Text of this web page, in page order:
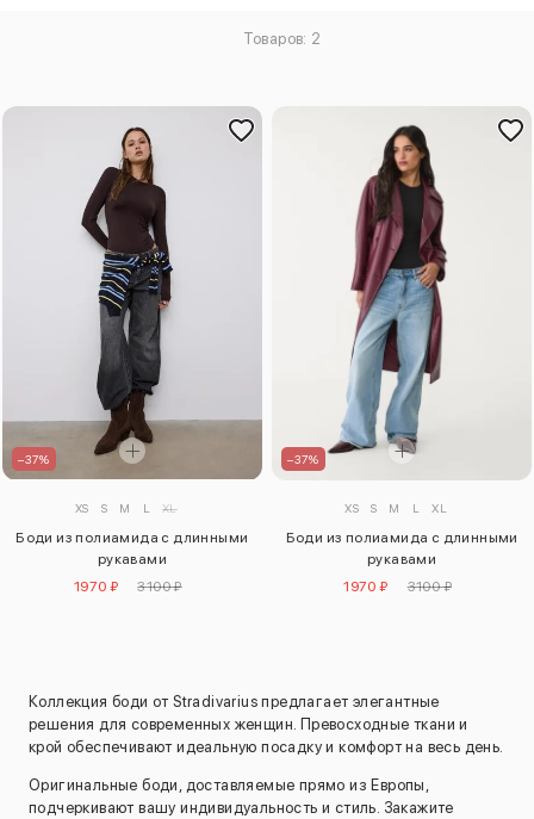
Товаров: 2
–37%
XS S M L XL
Боди из полиамида с длинными
рукавами
1970 ₽
3100 ₽
–37%
XS S M L XL
Боди из полиамида с длинными
рукавами
1970 ₽
3100 ₽
Коллекция боди от Stradivarius предлагает элегантные
решения для современных женщин. Превосходные ткани и
крой обеспечивают идеальную посадку и комфорт на весь день.
Оригинальные боди, доставляемые прямо из Европы,
подчеркивают вашу индивидуальность и стиль. Закажите